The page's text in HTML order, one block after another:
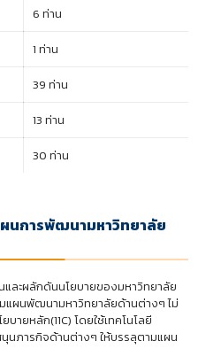
6 ท่าน
1 ท่าน
39 ท่าน
13 ท่าน
30 ท่าน
นการพัฒนามหาวิทยาลัย
ละผลักดันนโยบายของมหาวิทยาลัย
แผนพัฒนามหาวิทยาลัยด้านต่างๆ ไม่
ายหลัก(11C) โดยใช้เทคโนโลยี
นภารกิจด้านต่างๆ ให้บรรลุตามแผน